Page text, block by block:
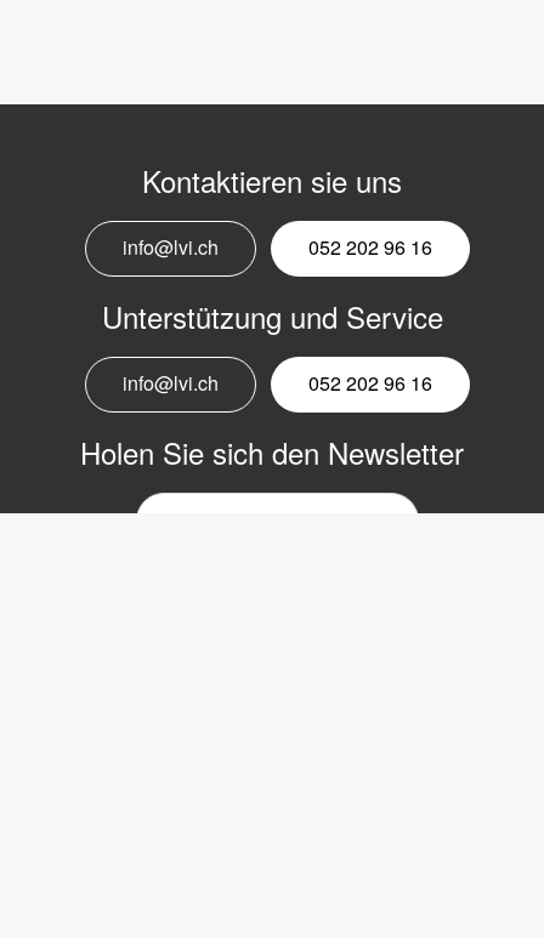
Kontaktieren sie uns
info@lvi.ch 052 202 96 16
Unterstützung und Service
info@lvi.ch 052 202 96 16
Holen Sie sich den Newsletter